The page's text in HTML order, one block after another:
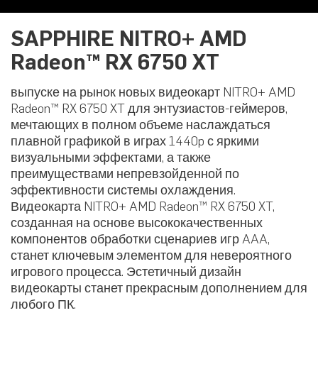
SAPPHIRE NITRO+ AMD
Radeon™ RX 6750 XT
выпуске на рынок новых видеокарт NITRO+ AMD
Radeon™ RX 6750 XT для энтузиастов-геймеров,
мечтающих в полном объеме наслаждаться
плавной графикой в играх 1440p с яркими
визуальными эффектами, а также
преимуществами непревзойденной по
эффективности системы охлаждения.
Видеокарта NITRO+ AMD Radeon™ RX 6750 XT,
созданная на основе высококачественных
компонентов обработки сценариев игр AAA,
станет ключевым элементом для невероятного
игрового процесса. Эстетичный дизайн
видеокарты станет прекрасным дополнением для
любого ПК.